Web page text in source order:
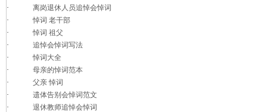
·
离岗退休人员追悼会悼词
·
悼词 老干部
·
悼词 祖父
·
追悼会悼词写法
·
悼词大全
·
母亲的悼词范本
·
父亲 悼词
·
遗体告别会悼词范文
·
退休教师追悼会悼词